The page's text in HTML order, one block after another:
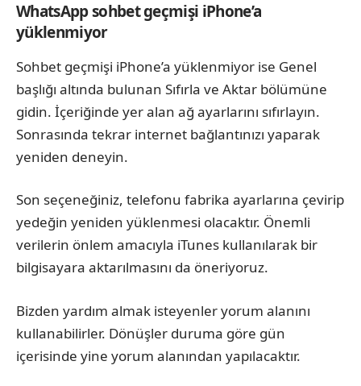
WhatsApp sohbet geçmişi iPhone’a
yüklenmiyor
Sohbet geçmişi iPhone’a yüklenmiyor ise Genel
başlığı altında bulunan Sıfırla ve Aktar bölümüne
gidin. İçeriğinde yer alan ağ ayarlarını sıfırlayın.
Sonrasında tekrar internet bağlantınızı yaparak
yeniden deneyin.
Son seçeneğiniz, telefonu fabrika ayarlarına çevirip
yedeğin yeniden yüklenmesi olacaktır. Önemli
verilerin önlem amacıyla iTunes kullanılarak bir
bilgisayara aktarılmasını da öneriyoruz.
Bizden yardım almak isteyenler yorum alanını
kullanabilirler. Dönüşler duruma göre gün
içerisinde yine yorum alanından yapılacaktır.